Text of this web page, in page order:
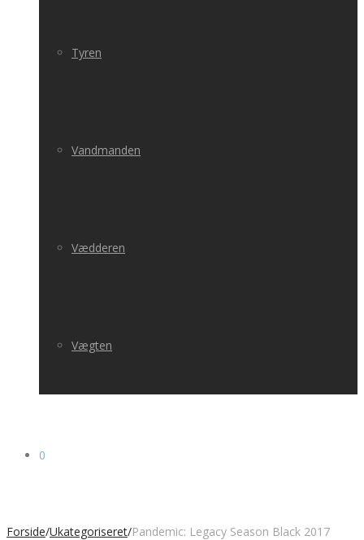
Tyren
Vandmanden
Vædderen
Vægten
0
Forside/Ukategoriseret/Pandemic: Legacy Season Black 2017